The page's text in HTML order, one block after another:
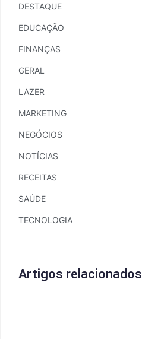
DESTAQUE
EDUCAÇÃO
FINANÇAS
GERAL
LAZER
MARKETING
NEGÓCIOS
NOTÍCIAS
RECEITAS
SAÚDE
TECNOLOGIA
Artigos relacionados